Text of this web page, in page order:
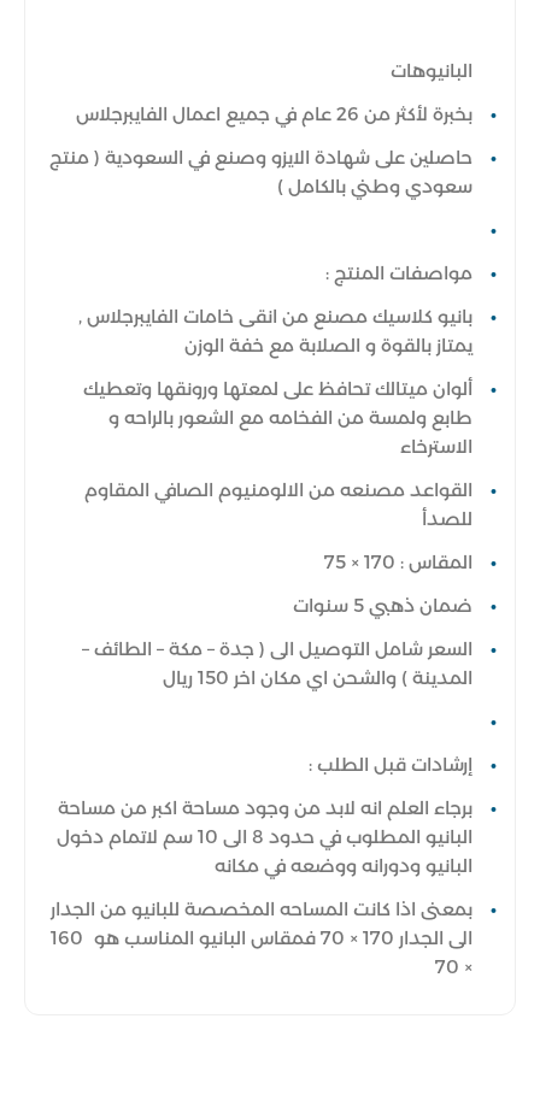
البانيوهات
بخبرة لأكثر من 26 عام في جميع اعمال الفايبرجلاس
حاصلين على شهادة الايزو وصنع في السعودية ( منتج
سعودي وطني بالكامل )
مواصفات المنتج :
بانيو كلاسيك مصنع من انقى خامات الفايبرجلاس ,
يمتاز بالقوة و الصلابة مع خفة الوزن
ألوان ميتالك تحافظ على لمعتها ورونقها وتعطيك
طابع ولمسة من الفخامه مع الشعور بالراحه و
الاسترخاء
القواعد مصنعه من الالومنيوم الصافي المقاوم
للصدأ
المقاس : 170 × 75
ضمان ذهبي 5 سنوات
السعر شامل التوصيل الى ( جدة – مكة – الطائف –
المدينة ) والشحن اي مكان اخر 150 ريال
إرشادات قبل الطلب :
برجاء العلم انه لابد من وجود مساحة اكبر من مساحة
البانيو المطلوب في حدود 8 الى 10 سم لاتمام دخول
البانيو ودورانه ووضعه في مكانه
بمعنى اذا كانت المساحه المخصصة للبانيو من الجدار
الى الجدار 170 × 70 فمقاس البانيو المناسب هو 160
× 70